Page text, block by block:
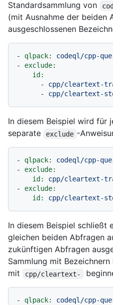
Standardsammlung von
(mit Ausnahme der beiden
ausgeschlossenen
- qlpack:
codeql/cpp-
-
exclude:
id:
-
cpp/cleartext-
-
cpp/cleartext-
In diesem Beispiel wird für
separate
exclude -
- qlpack:
codeql/cpp-
-
exclude:
id:
cpp/cleartext-
-
exclude:
id:
cpp/cleartext-
In diesem Beispiel schließt
gleichen beiden Abfragen
zukünftigen Abfragen
Sammlung mit
mit
cpp/cleartext-
- qlpack:
codeql/cpp-